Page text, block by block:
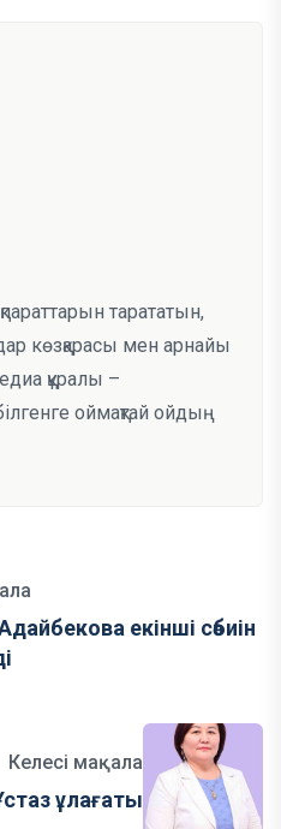
тарататын,
көзқарасы мен арнайы
құралы –
оймақтай ойдың
екінші сәбиін
Келесі мақала
ұлағаты